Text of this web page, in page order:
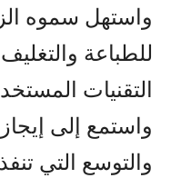
واستهل سموه
للطباعة
التقنيات
واستمع إلى
والتوسع التي